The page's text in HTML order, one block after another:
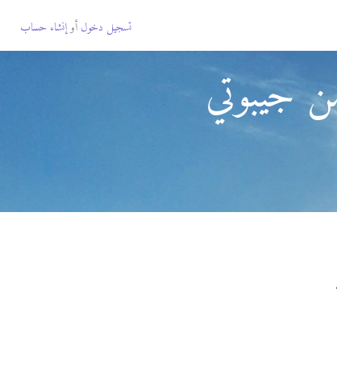
تسجيل دخول أوإنشاء حساب
جيبوتي